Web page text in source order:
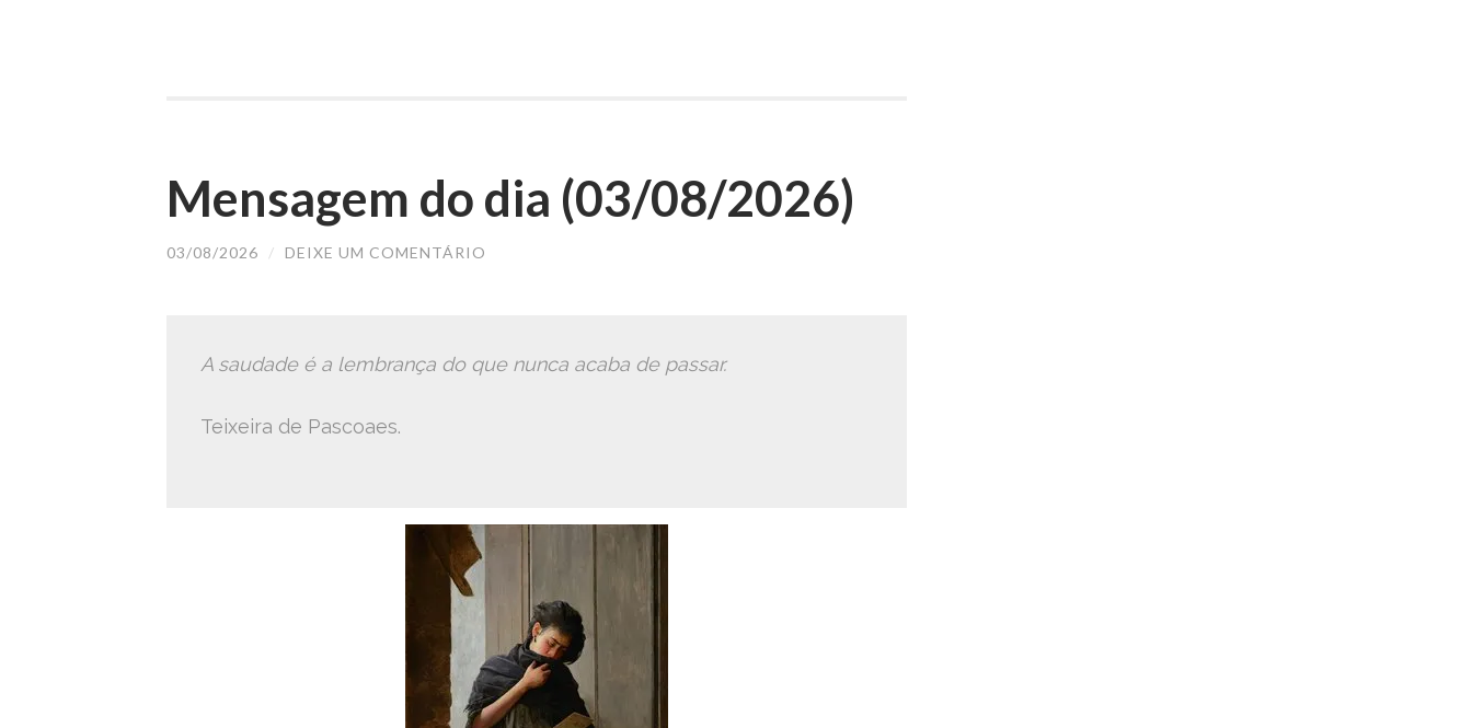
Mensagem do dia (03/08/2026)
03/08/2026 / DEIXE UM COMENTÁRIO
A saudade é a lembrança do que nunca acaba de passar.
Teixeira de Pascoaes.